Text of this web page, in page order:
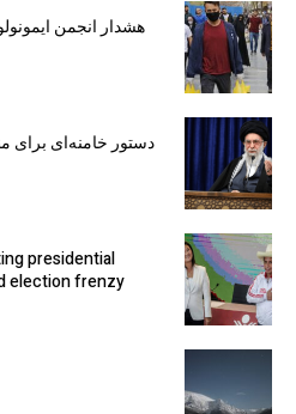
هشدار انجمن
دستور خامنه‌ای برای
presidential
election frenzy